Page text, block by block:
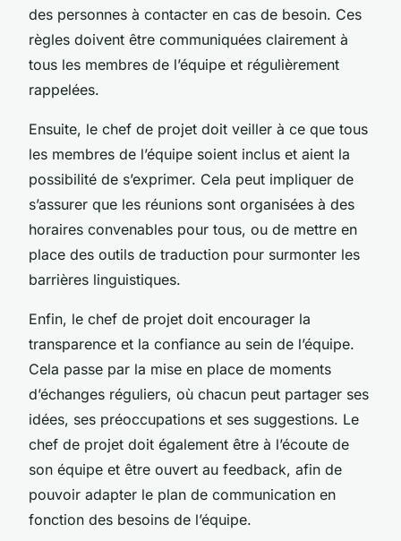
des personnes à contacter en cas de besoin. Ces
règles doivent être communiquées clairement à
tous les membres de l’équipe et régulièrement
rappelées.
Ensuite, le chef de projet doit veiller à ce que tous
les membres de l’équipe soient inclus et aient la
possibilité de s’exprimer. Cela peut impliquer de
s’assurer que les réunions sont organisées à des
horaires convenables pour tous, ou de mettre en
place des outils de traduction pour surmonter les
barrières linguistiques.
Enfin, le chef de projet doit encourager la
transparence et la confiance au sein de l’équipe.
Cela passe par la mise en place de moments
d’échanges réguliers, où chacun peut partager ses
idées, ses préoccupations et ses suggestions. Le
chef de projet doit également être à l’écoute de
son équipe et être ouvert au feedback, afin de
pouvoir adapter le plan de communication en
fonction des besoins de l’équipe.